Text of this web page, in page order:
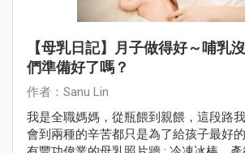
【母乳日記】月子做得好～哺乳
們準備好了嗎？
作者：Sanu Lin
我是全職媽媽，從瓶餵到親餵，這段路
會到兩種的辛苦都只是為了給孩子最好的抗體